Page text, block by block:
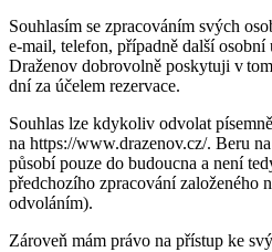
Souhlasím se zpracováním svých
e-mail, telefon, případně další osobní
Draženov dobrovolně poskytuji v
dní za účelem rezervace.
Souhlas lze kdykoliv odvolat
na https://www.drazenov.cz/. Beru
působí pouze do budoucna a není
předchozího zpracování založeného
odvoláním).
Zároveň mám právo na přístup ke